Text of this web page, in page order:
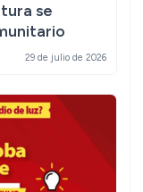
se
29 de julio de 2026